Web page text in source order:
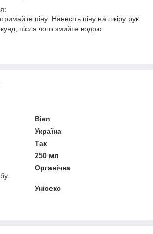
піну. Нанесіть піну на шкіру рук,
після чого змийте водою.
Bien
Україна
Так
250 мл
Органічна
Унісекс